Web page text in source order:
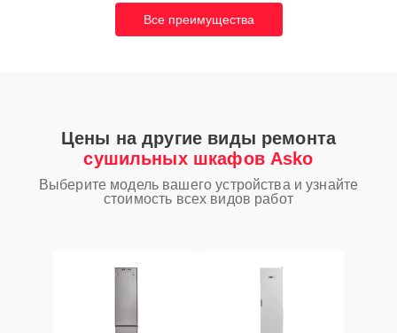
Все преимущества
Цены на другие виды ремонта
сушильных шкафов Asko
Выберите модель вашего устройства и узнайте
стоимость всех видов работ